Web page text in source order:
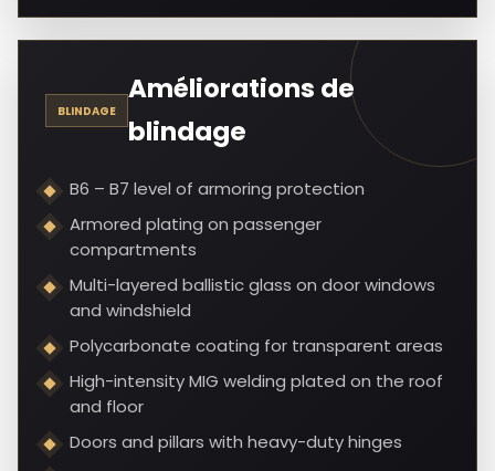
BLINDAGE
Améliorations de
blindage
B6 – B7 level of armoring protection
Armored plating on passenger
compartments
Multi-layered ballistic glass on door windows
and windshield
Polycarbonate coating for transparent areas
High-intensity MIG welding plated on the roof
and floor
Doors and pillars with heavy-duty hinges